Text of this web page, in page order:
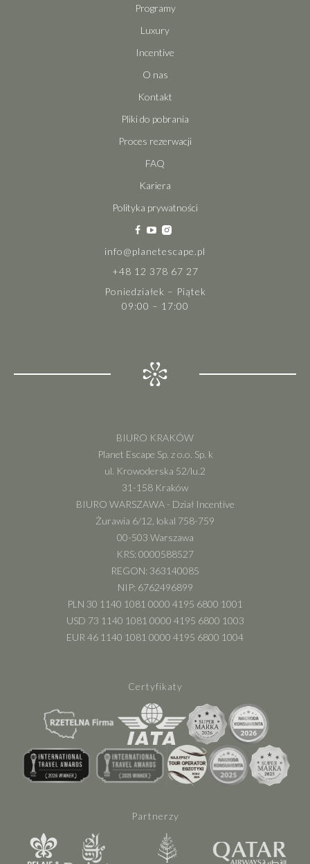
Programy
Luxury
Incentive
O nas
Kontakt
Pliki do pobrania
Proces rezerwacji
FAQ
Kariera
Polityka prywatności
info@planetescape.pl
+48 12 378 67 27
Poniedziałek – Piątek
09:00 – 17:00
BIURO KRAKÓW
Planet Escape Sp. z o.o. Sp. k
ul. Krowoderska 52/lu.2
31-158 Kraków
BIURO WARSZAWA - Dział Incentive
Żurawia 6/12, lokal 758-759
00-503 Warszawa
KRS: 0000588527
REGON: 363140085
NIP: 6762496899
PLN 30 1140 1081 0000 4195 6800 1001
USD 73 1140 1081 0000 4195 6800 1003
EUR 46 1140 1081 0000 4195 6800 1004
Certyfikaty
Partnerzy